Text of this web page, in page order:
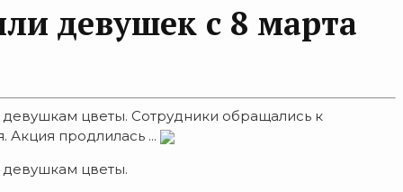
девушек с 8 марта
цветы. Сотрудники обращались к
продлилась ...
цветы.